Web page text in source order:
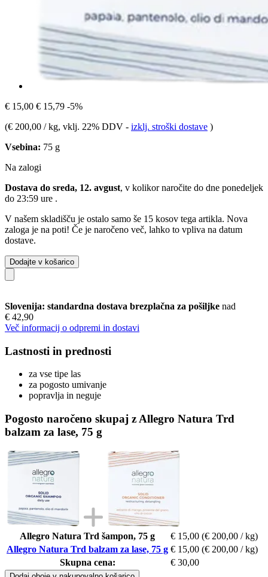
€ 15,00 € 15,79 -5%
(€ 200,00 / kg, vklj. 22% DDV - izklj. stroški dostave )
Vsebina: 75 g
Na zalogi
Dostava do sreda, 12. avgust, v kolikor naročite do dne ponedeljek
do 23:59 ure .
V našem skladišču je ostalo samo še 15 kosov tega artikla. Nova
zaloga je na poti! Če je naročeno več, lahko to vpliva na datum
dostave.
Dodajte v košarico
Slovenija: standardna dostava brezplačna za pošiljke nad
€ 42,90
Več informacij o odpremi in dostavi
Lastnosti in prednosti
za vse tipe las
za pogosto umivanje
popravlja in neguje
Pogosto naročeno skupaj z Allegro Natura Trd
balzam za lase, 75 g
Allegro Natura Trd šampon, 75 g € 15,00 (€ 200,00 / kg)
Allegro Natura Trd balzam za lase, 75 g € 15,00 (€ 200,00 / kg)
Skupna cena:
€ 30,00